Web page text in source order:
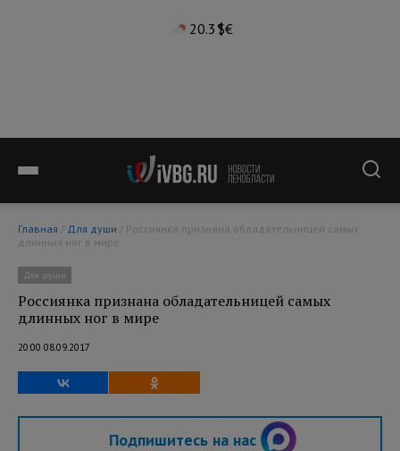
20.3°$€
Главная / Для души
длинных ног в мире
Для души
Россиянка признана обладательницей самых
длинных ног в мире
20:00 08.09.2017
Подпишитесь на нас